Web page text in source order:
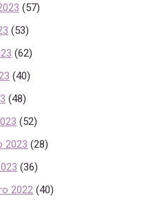
(57)
(53)
(62)
(40)
(48)
(52)
2023 (28)
(36)
2022 (40)